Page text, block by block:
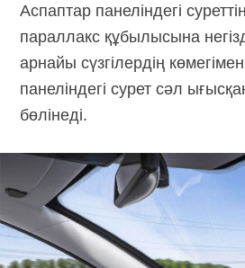
Аспаптар панеліндегі
параллакс құбылысына
арнайы сүзгілердің
панеліндегі сурет сәл
бөлінеді.